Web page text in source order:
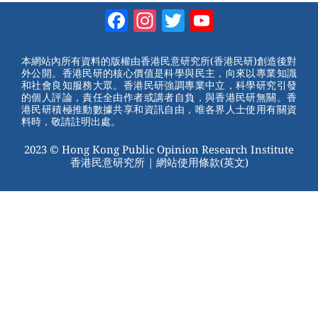
st b
o
o
k
tt
er
Facebook
Instagram
Twitter
本網站內所有資料的版權由香港民意研究所(香港民研)創造後對
外公開。香港民研的核心價值是科學與民主，向來以專業知識
和社會良知服務大眾。香港民研強調專業中立，科學研究引發
的個人評論，責任全由作者或講者自負，與香港民研無關。香
港民研積極推動數據共享和資訊自由，唯各界人士使用有關資
料時，敬請註明出處。
2023 © Hong Kong Public Opinion Research Institute
香港民意研究所 | 網站使用條款(英文)